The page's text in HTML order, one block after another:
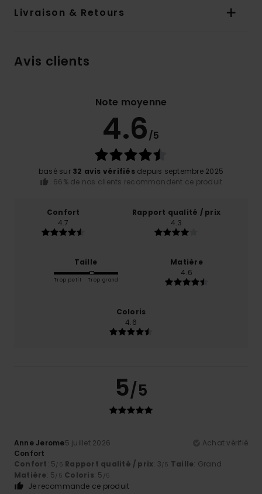
Livraison & Retours
Avis clients
Note moyenne
4.6/5
basé sur 32 avis vérifiés depuis septembre 2025
66% de nos clients recommandent ce produit
Confort
4.7
Rapport qualité / prix
4.3
Taille
Trop petit Trop grand
Matière
4.6
Coloris
4.6
5/5
Anne Jerome5 juillet 2026
Achat vérifié
Confort
Confort: 5/5 Rapport qualité / prix: 3/5 Taille: Grand
Matière: 5/5 Coloris: 5 /5
Je recommande ce produit